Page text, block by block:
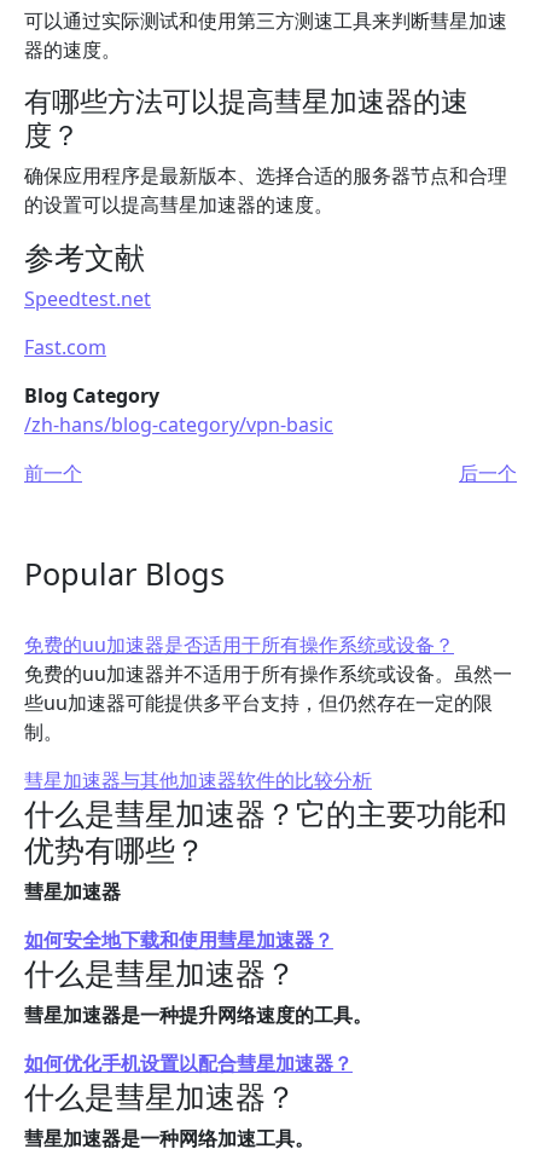
可以通过实际测试和使用第三方测速工具来判断彗星加速
器的速度。
有哪些方法可以提高彗星加速器的速
度？
确保应用程序是最新版本、选择合适的服务器节点和合理
的设置可以提高彗星加速器的速度。
参考文献
Speedtest.net
Fast.com
Blog Category
/zh-hans/blog-category/vpn-basic
前一个
后一个
Popular Blogs
免费的uu加速器是否适用于所有操作系统或设备？
免费的uu加速器并不适用于所有操作系统或设备。虽然一
些uu加速器可能提供多平台支持，但仍然存在一定的限
制。
彗星加速器与其他加速器软件的比较分析
什么是彗星加速器？它的主要功能和
优势有哪些？
彗星加速器
如何安全地下载和使用彗星加速器？
什么是彗星加速器？
彗星加速器是一种提升网络速度的工具。
如何优化手机设置以配合彗星加速器？
什么是彗星加速器？
彗星加速器是一种网络加速工具。